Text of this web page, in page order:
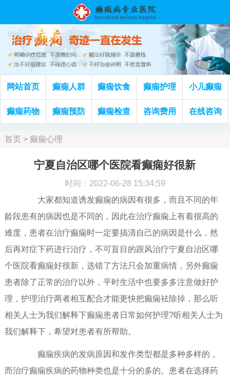
网站首页 癫痫人群 癫痫饮食 癫痫护理 小儿癫痫
癫痫药物 癫痫预防 癫痫检查 咨询费用 在线咨询
首页> 癫痫心理
宁夏自治区哪个医院看癫痫好很新
时间：2022-06-28 15:34:59
大家都知道诱发癫痫的病因有很多，而且不同的年
龄段患有的病因也是不同的，因此在治疗癫痫上有着很高的
难度，患者在治疗癫痫时一定要搞清自己的病因是什么，然
后再对症下药进行治疗，不可盲目的跟风治疗宁夏自治区哪
个医院看癫痫好很新，选错了方法只会加重病情，另外癫痫
患者除了正常的治疗以外，平时生活中也要多多注意做好护
理，护理治疗两者相互配合才能更快把癫痫祛除掉，那么听
相关人士为我们解释下癫痫患者日常如何护理?听相关人士为
我们解释下，希望对患者有所帮助。
癫痫疾病的发病原因和发作类型都是多种多样的，
而治疗癫痫疾病的药物种类也是十分的多的。患者在选择药